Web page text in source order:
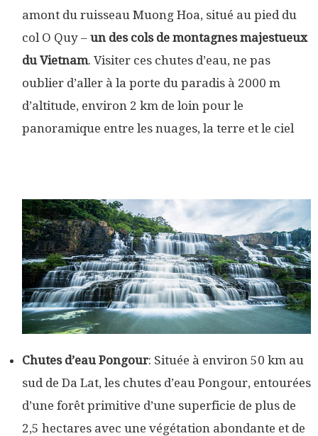
amont du ruisseau Muong Hoa, situé au pied du
col O Quy – un des cols de montagnes majestueux
du Vietnam. Visiter ces chutes d’eau, ne pas
oublier d’aller à la porte du paradis à 2000 m
d’altitude, environ 2 km de loin pour le
panoramique entre les nuages, la terre et le ciel
Chutes d’eau Pongour: Située à environ 50 km au
sud de Da Lat, les chutes d’eau Pongour, entourées
d’une forêt primitive d’une superficie de plus de
2,5 hectares avec une végétation abondante et de